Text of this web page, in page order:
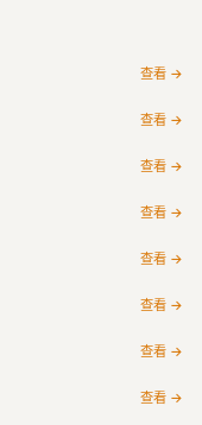
查看 →
查看 →
查看 →
查看 →
查看 →
查看 →
查看 →
查看 →